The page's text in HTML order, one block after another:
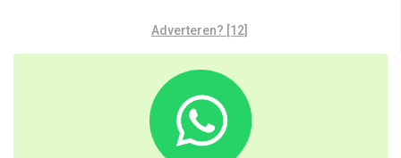
Adverteren? [12]